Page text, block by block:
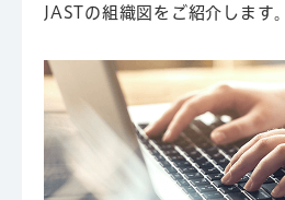
JASTの組織図をご紹介します。